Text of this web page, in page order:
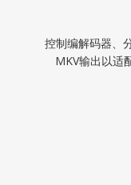
控制编解码器、
MKV输出以适